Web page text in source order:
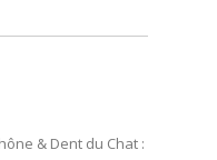
& Dent du Chat :